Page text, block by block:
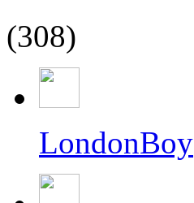
(308)
LondonBoy